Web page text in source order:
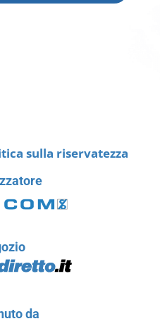
sulla riservatezza
da